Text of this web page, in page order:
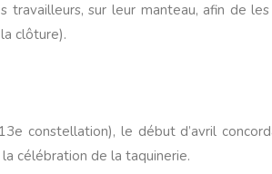
sur leur manteau, afin de
clôture).
constellation), le début d’avril
célébration de la taquinerie.